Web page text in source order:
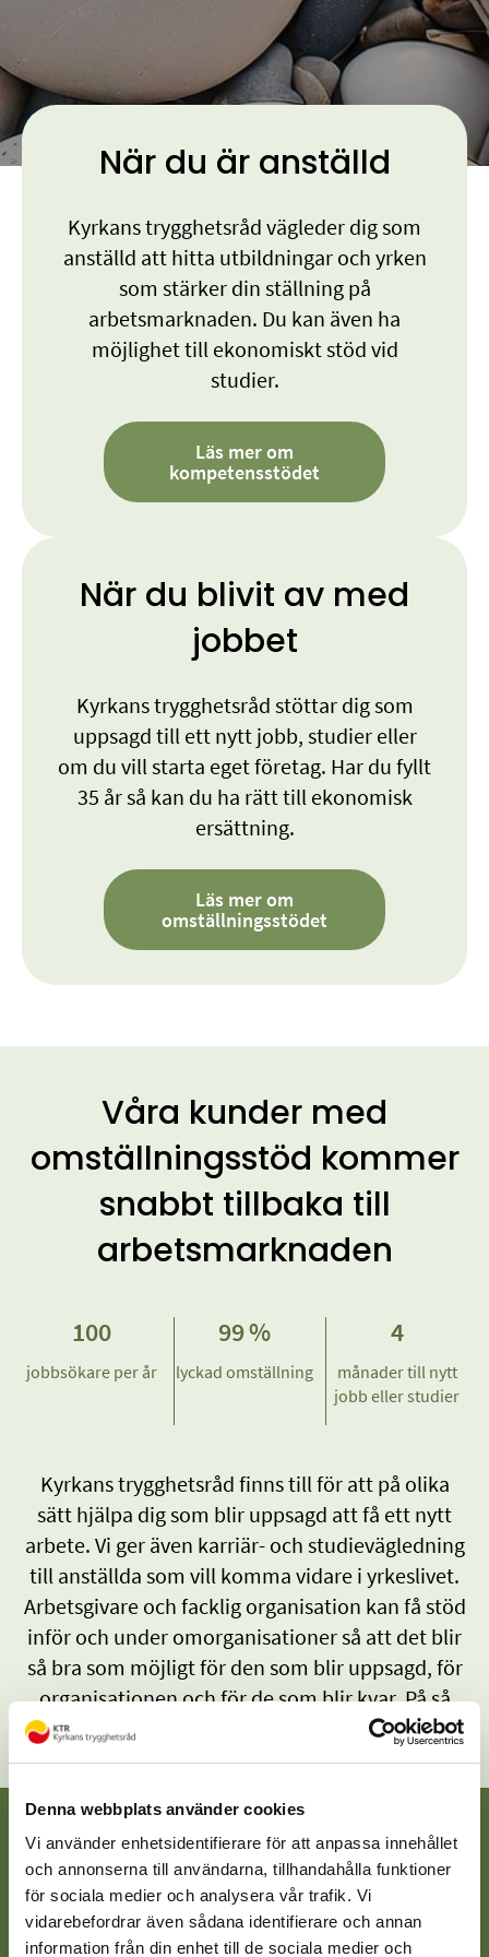
Denna webbplats använder cookies
Vi använder enhetsidentifierare för att anpassa innehållet
och annonserna till användarna, tillhandahålla funktioner
för sociala medier och analysera vår trafik. Vi
vidarebefordrar även sådana identifierare och annan
information från din enhet till de sociala medier och
Webbinarier och event
När du är anställd
Kyrkans trygghetsråd vägleder dig som
anställd att hitta utbildningar och yrken
som stärker din ställning på
arbetsmarknaden. Du kan även ha
möjlighet till ekonomiskt stöd vid
studier.
Läs mer om
kompetensstödet
När du blivit av med
jobbet
Kyrkans trygghetsråd stöttar dig som
uppsagd till ett nytt jobb, studier eller
om du vill starta eget företag. Har du fyllt
35 år så kan du ha rätt till ekonomisk
ersättning.
Läs mer om
omställningsstödet
Våra kunder med
omställningsstöd kommer
snabbt tillbaka till
arbetsmarknaden
100
jobbsökare per år
99%
lyckad omställning
4
månader till nytt
jobb eller studier
Kyrkans trygghetsråd finns till för att på olika
sätt hjälpa dig som blir uppsagd att få ett nytt
arbete. Vi ger även karriär- och studievägledning
till anställda som vill komma vidare i yrkeslivet.
Arbetsgivare och facklig organisation kan få stöd
inför och under omorganisationer så att det blir
så bra som möjligt för den som blir uppsagd, för
organisationen och för de som blir kvar. På så
sätt bidrar vi till ett tryggare arbetsliv.
Kan jag få stöd från KTR?
Skriv in förestagsnamnet eller organisationsnumret
och kontrollera.